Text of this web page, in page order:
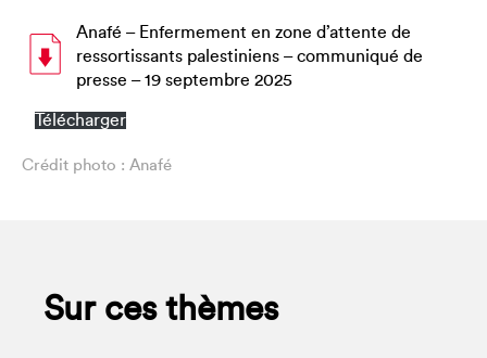
Anafé – Enfermement en zone d’attente de
ressortissants palestiniens – communiqué de
presse – 19 septembre 2025
Télécharger
Crédit photo : Anafé
Sur ces thèmes